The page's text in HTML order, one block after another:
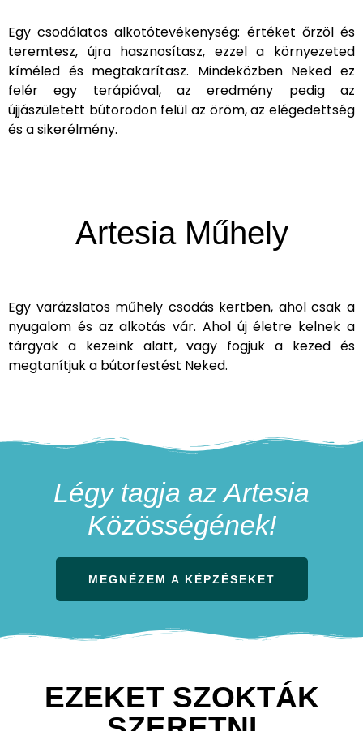
Egy csodálatos alkotótevékenység: értéket őrzöl és
teremtesz, újra hasznosítasz, ezzel a környezeted
kíméled és megtakarítasz. Mindeközben Neked ez
felér egy terápiával, az eredmény pedig az
újjászületett bútorodon felül az öröm, az elégedettség
és a sikerélmény.
Artesia Műhely
Egy varázslatos műhely csodás kertben, ahol csak a
nyugalom és az alkotás vár. Ahol új életre kelnek a
tárgyak a kezeink alatt, vagy fogjuk a kezed és
megtanítjuk a bútorfestést Neked.
Légy tagja az Artesia
Közösségének!
MEGNÉZEM A KÉPZÉSEKET
EZEKET SZOKTÁK